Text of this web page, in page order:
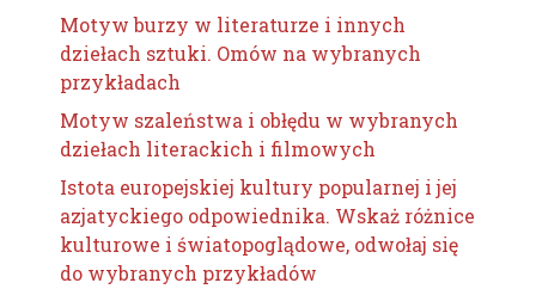
Motyw burzy w literaturze i innych
dziełach sztuki. Omów na wybranych
przykładach
Motyw szaleństwa i obłędu w wybranych
dziełach literackich i filmowych
Istota europejskiej kultury popularnej i jej
azjatyckiego odpowiednika. Wskaż różnice
kulturowe i światopoglądowe, odwołaj się
do wybranych przykładów